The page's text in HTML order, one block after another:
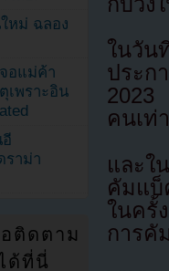
กับวง
ในวัน
ประก
2023
คนเท่
และใ
คัมแบ็
ในครั้
การคั
หม่ ฉลอง
อแม่ค้า
เพราะอิน
ราม่า
ติดตาม
ด้ที่นี่